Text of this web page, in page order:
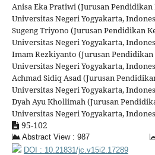
Anisa Eka Pratiwi (Jurusan Pendidikan
Universitas Negeri Yogyakarta,
Sugeng Triyono (Jurusan Pendidikan
Universitas Negeri Yogyakarta,
Imam Rezkiyanto (Jurusan
Universitas Negeri Yogyakarta,
Achmad Sidiq Asad (Jurusan
Universitas Negeri Yogyakarta,
Dyah Ayu Khollimah (Jurusan
Universitas Negeri Yogyakarta,
95-102
Abstract View : 987
DOI : 10.21831/jc.v15i2.17289